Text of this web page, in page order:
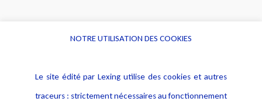
Alerte professionnelle
Déclaration d'accessibilité
NOTRE UTILISATION DES COOKIES
Le site édité par Lexing utilise des cookies et autres
traceurs : strictement nécessaires au fonctionnement